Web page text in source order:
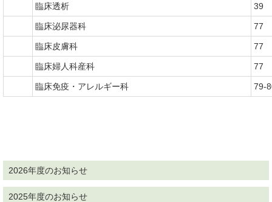
臨床透析 39
臨床泌尿器科 77
臨床皮膚科 77
臨床婦人科産科 77
臨床免疫・アレルギー科 79-
2026年度のお知らせ
2025年度のお知らせ